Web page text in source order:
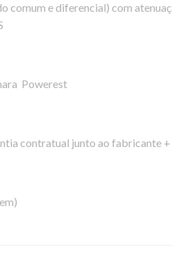
comum e diferencial) com
Powerest
contratual junto ao fabricante